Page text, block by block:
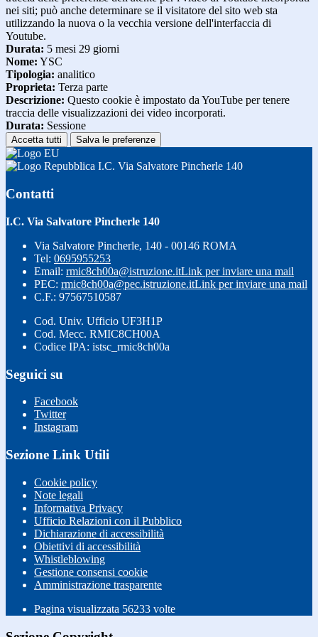
nei siti; può anche determinare se il visitatore del sito web sta
utilizzando la nuova o la vecchia versione dell'interfaccia di
Youtube.
Durata: 5 mesi 29 giorni
Nome: YSC
Tipologia: analitico
Proprieta: Terza parte
Descrizione: Questo cookie è impostato da YouTube per tenere
traccia delle visualizzazioni dei video incorporati.
Durata: Sessione
Accetta tutti Salva le preferenze
I.C. Via Salvatore Pincherle 140
Contatti
I.C. Via Salvatore Pincherle 140
Via Salvatore Pincherle, 140 - 00146 ROMA
Tel: 0695955253
Email: rmic8ch00a@istruzione.itLink per inviare una mail
PEC: rmic8ch00a@pec.istruzione.itLink per inviare una mail
C.F.: 97567510587
Cod. Univ. Ufficio UF3H1P
Cod. Mecc. RMIC8CH00A
Codice IPA: istsc_rmic8ch00a
Seguici su
Facebook
Twitter
Instagram
Sezione Link Utili
Cookie policy
Note legali
Informativa Privacy
Ufficio Relazioni con il Pubblico
Dichiarazione di accessibilità
Obiettivi di accessibilità
Whistleblowing
Gestione consensi cookie
Amministrazione trasparente
Pagina visualizzata 56233 volte